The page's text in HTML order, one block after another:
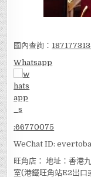
國內查詢：
Whatsapp
:66770075
WeChat ID:
旺角店： 地址：香港
室(港鐵旺角站E2出口